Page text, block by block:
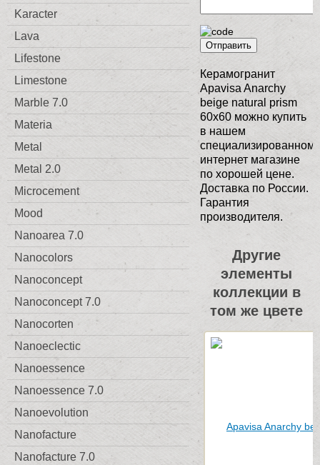
Karacter
Lava
Lifestone
Limestone
Marble 7.0
Materia
Metal
Metal 2.0
Microcement
Mood
Nanoarea 7.0
Nanocolors
Nanoconcept
Nanoconcept 7.0
Nanocorten
Nanoeclectic
Nanoessence
Nanoessence 7.0
Nanoevolution
Nanofacture
Nanofacture 7.0
Отправить
Керамогранит
Apavisa Anarchy
beige natural prism
60x60 можно купить
в нашем
специализированном
интернет магазине
по хорошей цене.
Доставка по России.
Гарантия
производителя.
Другие
элементы
коллекции в
том же цвете